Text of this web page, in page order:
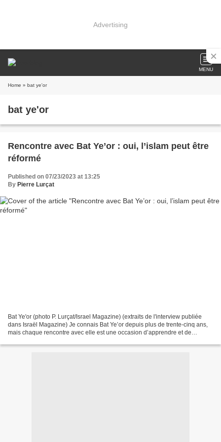
Advertising
MENU
Home » bat ye'or
bat ye'or
Rencontre avec Bat Ye’or : oui, l’islam peut être
réformé
Published on 07/23/2023 at 13:25
By Pierre Lurçat
Bat Ye'or (photo P. Lurçat/Israel Magazine) (extraits de l'interview publiée
dans Israël Magazine) Je connais Bat Ye’or depuis plus de trente-cinq ans,
mais chaque rencontre avec elle est une occasion d’apprendre et de